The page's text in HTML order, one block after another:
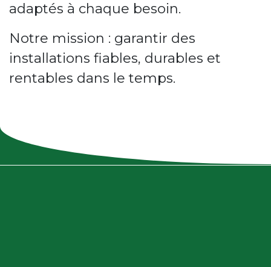
adaptés à chaque besoin.
Notre mission : garantir des
installations fiables, durables et
rentables dans le temps.